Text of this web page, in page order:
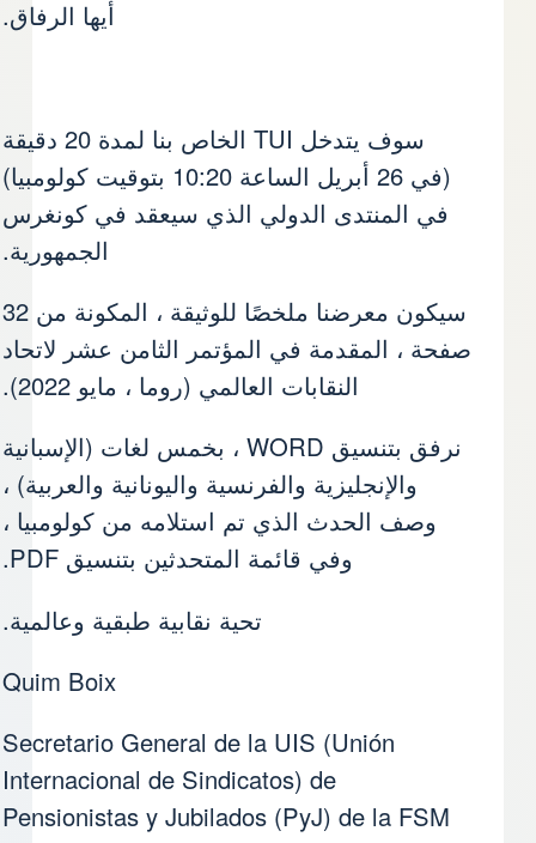
أيها الرفاق.
سوف يتدخل TUI الخاص بنا لمدة 20 دقيقة
(في 26 أبريل الساعة 10:20 بتوقيت كولومبيا)
في المنتدى الدولي الذي سيعقد في كونغرس
الجمهورية.
سيكون معرضنا ملخصًا للوثيقة ، المكونة من 32
صفحة ، المقدمة في المؤتمر الثامن عشر لاتحاد
النقابات العالمي (روما ، مايو 2022).
نرفق بتنسيق WORD ، بخمس لغات (الإسبانية
والإنجليزية والفرنسية واليونانية والعربية) ،
وصف الحدث الذي تم استلامه من كولومبيا ،
وفي قائمة المتحدثين بتنسيق PDF.
تحية نقابية طبقية وعالمية.
Quim Boix
Secretario General de la UIS (Unión
Internacional de Sindicatos) de
Pensionistas y Jubilados (PyJ) de la FSM